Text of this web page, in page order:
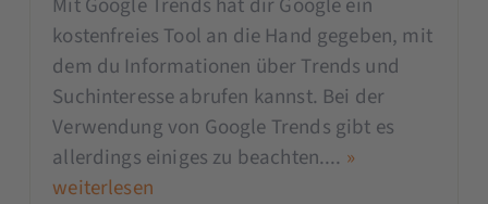
Mit Google Trends hat dir Google ein
kostenfreies Tool an die Hand gegeben, mit
dem du Informationen über Trends und
Suchinteresse abrufen kannst. Bei der
Verwendung von Google Trends gibt es
allerdings einiges zu beachten.... »
weiterlesen